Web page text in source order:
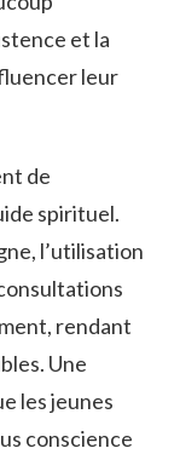
et la
leur
de
spirituel.
l’utilisation
rendant
Une
les jeunes
conscience